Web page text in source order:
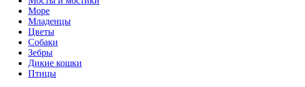
Море
Младенцы
Цветы
Собаки
Зебры
Дикие кошки
Птицы